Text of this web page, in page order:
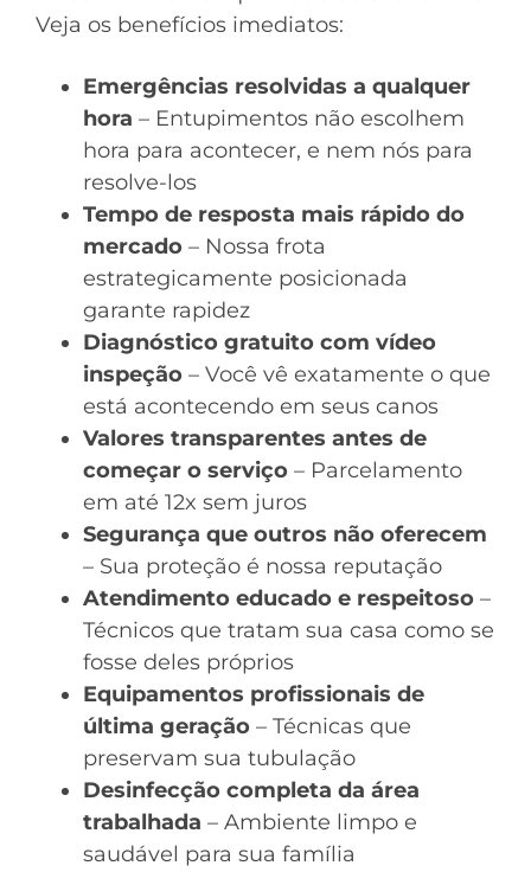
Veja os benefícios imediatos:
Emergências resolvidas a qualquer
hora – Entupimentos não escolhem
hora para acontecer, e nem nós para
resolve-los
Tempo de resposta mais rápido do
mercado – Nossa frota
estrategicamente posicionada
garante rapidez
Diagnóstico gratuito com vídeo
inspeção – Você vê exatamente o que
está acontecendo em seus canos
Valores transparentes antes de
começar o serviço – Parcelamento
em até 12x sem juros
Segurança que outros não oferecem
– Sua proteção é nossa reputação
Atendimento educado e respeitoso –
Técnicos que tratam sua casa como se
fosse deles próprios
Equipamentos profissionais de
última geração – Técnicas que
preservam sua tubulação
Desinfecção completa da área
trabalhada – Ambiente limpo e
saudável para sua família